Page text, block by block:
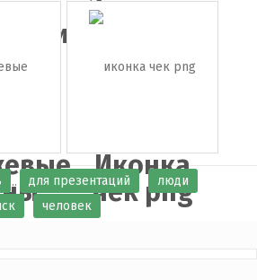
Зеленая
стрелка
в...
Иконка
чек png
для презентаций
люди
человек